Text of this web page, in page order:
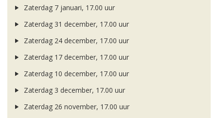
Zaterdag 7 januari, 17.00 uur
Zaterdag 31 december, 17.00 uur
Zaterdag 24 december, 17.00 uur
Zaterdag 17 december, 17.00 uur
Zaterdag 10 december, 17.00 uur
Zaterdag 3 december, 17.00 uur
Zaterdag 26 november, 17.00 uur